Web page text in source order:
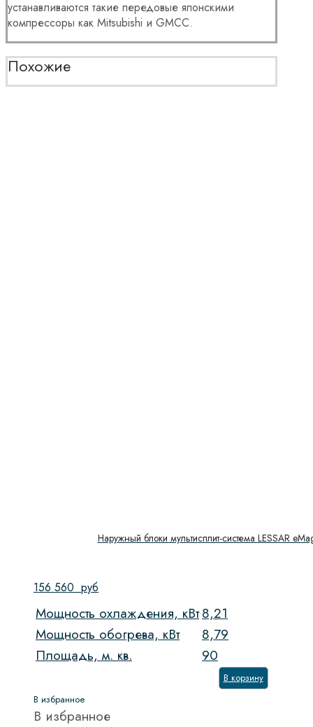
устанавливаются такие передовые японскими
компрессоры как Mitsubishi и GMCC.
Похожие
Наружный блоки мультисплит-система LESSAR
156 560 руб
Мощность охлаждения, кВт8,21
Мощность обогрева, кВт
8,79
Площадь, м. кв.
90
В корзину
В избранное
В избранное